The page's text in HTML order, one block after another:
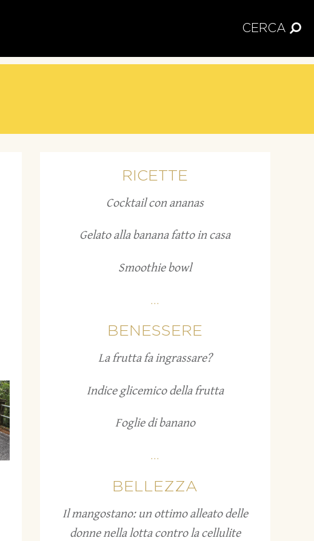
CERCA
RICETTE
Cocktail con ananas
Gelato alla banana fatto in casa
Smoothie bowl
...
BENESSERE
La frutta fa ingrassare?
Indice glicemico della frutta
Foglie di banano
...
BELLEZZA
Il mangostano: un ottimo alleato delle
donne nella lotta contro la cellulite